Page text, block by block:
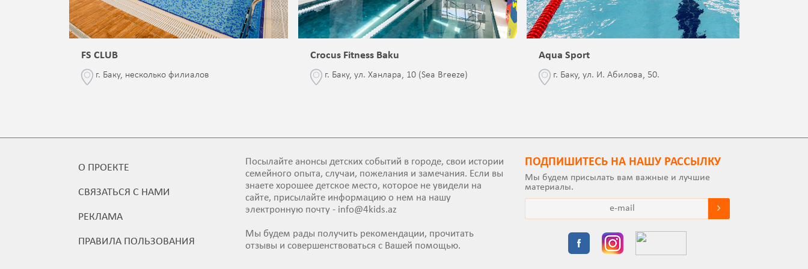
FS CLUB
г. Баку, несколько филиалов
Crocus Fitness Baku
г. Баку, ул. Ханлара, 10 (Sea Breeze)
Aqua Sport
г. Баку, ул. И. Абилова, 50.
О ПРОЕКТЕ
СВЯЗАТЬСЯ С НАМИ
РЕКЛАМА
ПРАВИЛА ПОЛЬЗОВАНИЯ
Посылайте анонсы детских событий в городе, свои истории
семейного опыта, случаи, пожелания и замечания. Если вы
знаете хорошее детское место, которое не увидели на
сайте, присылайте информацию о нем на нашу
электронную почту - info@4kids.az
Мы будем рады получить рекомендации, прочитать
отзывы и совершенствоваться с Вашей помощью.
ПОДПИШИТEСЬ НА НАШУ РАССЫЛКУ
Мы будем присылать вам важные и лучшие
материалы.